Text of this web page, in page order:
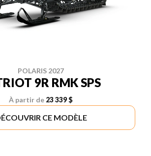
POLARIS 2027
9R RMK SPS
À partir de 23 339 $
CE MODÈLE